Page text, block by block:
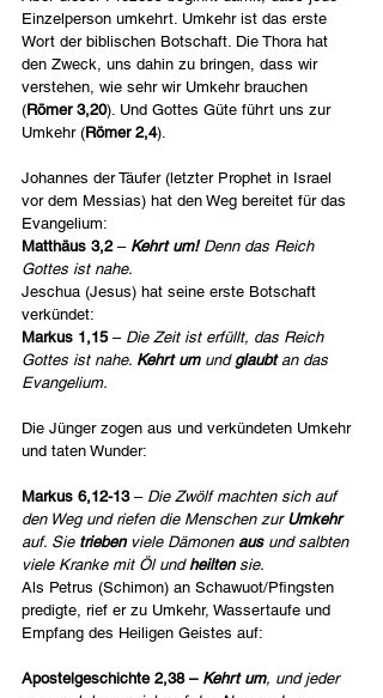
Einzelperson umkehrt. Umkehr ist das erste
Wort der biblischen Botschaft. Die Thora hat
den Zweck, uns dahin zu bringen, dass wir
verstehen, wie sehr wir Umkehr brauchen
(Römer 3,20). Und Gottes Güte führt uns zur
Umkehr (Römer 2,4).
Johannes der Täufer (letzter Prophet in Israel
vor dem Messias) hat den Weg bereitet für das
Evangelium:
Matthäus 3,2 – Kehrt um! Denn das Reich
Gottes ist nahe.
Jeschua (Jesus) hat seine erste Botschaft
verkündet:
Markus 1,15 – Die Zeit ist erfüllt, das Reich
Gottes ist nahe. Kehrt um und glaubt an das
Evangelium.
Die Jünger zogen aus und verkündeten Umkehr
und taten Wunder:
Markus 6,12-13 – Die Zwölf machten sich auf
den Weg und riefen die Menschen zur Umkehr
auf. Sie trieben viele Dämonen aus und salbten
viele Kranke mit Öl und heilten sie.
Als Petrus (Schimon) an Schawuot/Pfingsten
predigte, rief er zu Umkehr, Wassertaufe und
Empfang des Heiligen Geistes auf:
Apostelgeschichte 2,38 – Kehrt um, und jeder